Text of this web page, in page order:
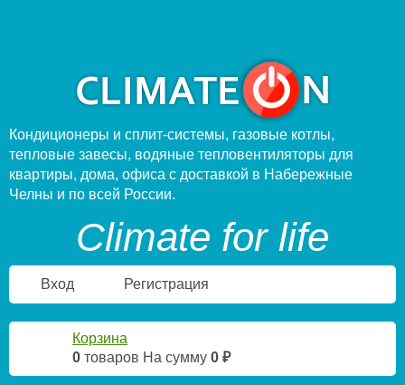
Кондиционеры и сплит-системы, газовые котлы,
тепловые завесы, водяные тепловентиляторы для
квартиры, дома, офиса с доставкой в Набережные
Челны и по всей России.
Climate for life
Вход Регистрация
Корзина
0 товаров На сумму 0 ₽